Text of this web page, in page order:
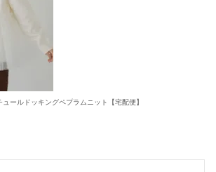
ュールドッキングペプラムニット【宅配便】